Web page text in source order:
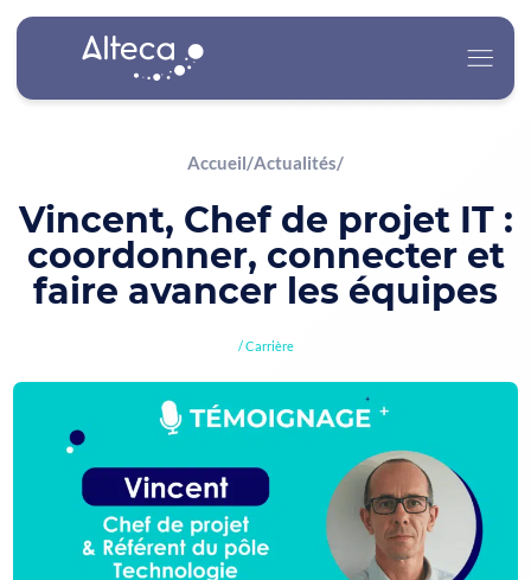
Nos Services
Actualités
Contact
Accueil/Actualités/
Vincent, Chef de projet IT :
coordonner, connecter et
faire avancer les équipes
Carrière